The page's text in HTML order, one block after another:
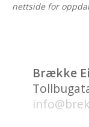
nettside for
Brække